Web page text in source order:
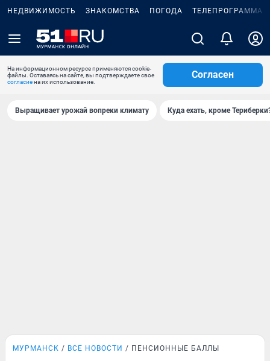
НЕДВИЖИМОСТЬ ЗНАКОМСТВА ПОГОДА ТЕЛЕПРОГРАММА
На информационном ресурсе применяются cookie-
файлы. Оставаясь на сайте, вы подтверждаете свое
согласиена их использование.
Согласен
Выращивает урожай вопреки климату Куда ехать, кроме
МУРМАНСК ВСЕ НОВОСТИ ПЕНСИОННЫЕ БАЛЛЫ